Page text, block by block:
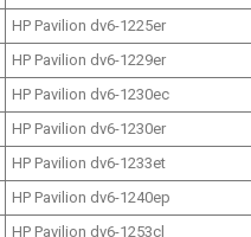
HP Pavilion dv6-1225er
HP Pavilion dv6-1229er
HP Pavilion dv6-1230ec
HP Pavilion dv6-1230er
HP Pavilion dv6-1233et
HP Pavilion dv6-1240ep
HP Pavilion dv6-1253cl